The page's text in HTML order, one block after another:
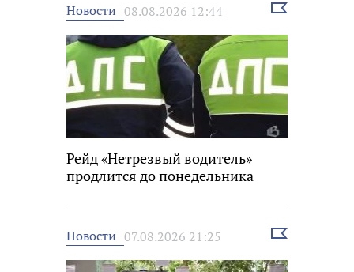
Новости 08.08.2026 12:44
Выбрать
Рейд «Нетрезвый водитель»
продлится до понедельника
Новости 07.08.2026 21:25
Выбрать